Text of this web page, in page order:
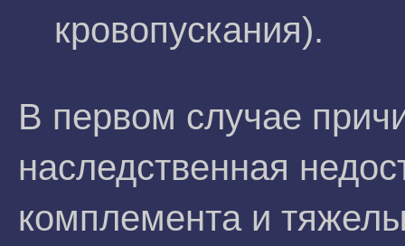
кровопускания).
В первом случае
наследственная
комплемента и